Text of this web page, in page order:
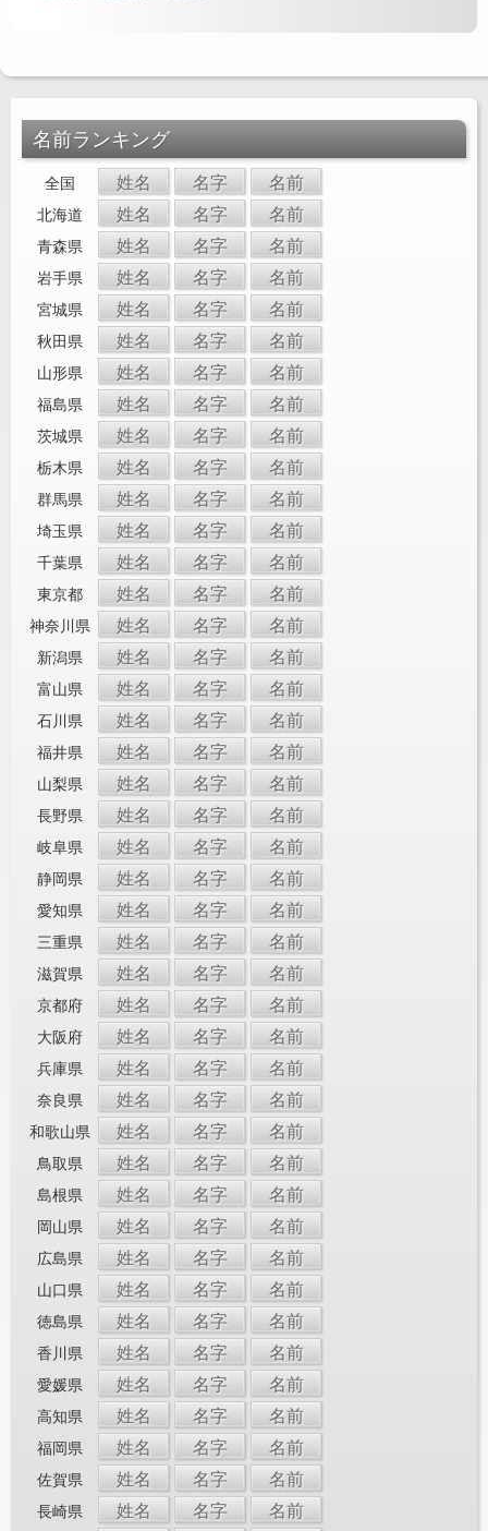
名前ランキング
全国 姓名 名字 名前
北海道 姓名 名字 名前
青森県 姓名 名字 名前
岩手県 姓名 名字 名前
宮城県 姓名 名字 名前
秋田県 姓名 名字 名前
山形県 姓名 名字 名前
福島県 姓名 名字 名前
茨城県 姓名 名字 名前
栃木県 姓名 名字 名前
群馬県 姓名 名字 名前
埼玉県 姓名 名字 名前
千葉県 姓名 名字 名前
東京都 姓名 名字 名前
神奈川県 姓名 名字 名前
新潟県 姓名 名字 名前
富山県 姓名 名字 名前
石川県 姓名 名字 名前
福井県 姓名 名字 名前
山梨県 姓名 名字 名前
長野県 姓名 名字 名前
岐阜県 姓名 名字 名前
静岡県 姓名 名字 名前
愛知県 姓名 名字 名前
三重県 姓名 名字 名前
滋賀県 姓名 名字 名前
京都府 姓名 名字 名前
大阪府 姓名 名字 名前
兵庫県 姓名 名字 名前
奈良県 姓名 名字 名前
和歌山県 姓名 名字 名前
鳥取県 姓名 名字 名前
島根県 姓名 名字 名前
岡山県 姓名 名字 名前
広島県 姓名 名字 名前
山口県 姓名 名字 名前
徳島県 姓名 名字 名前
香川県 姓名 名字 名前
愛媛県 姓名 名字 名前
高知県 姓名 名字 名前
福岡県 姓名 名字 名前
佐賀県 姓名 名字 名前
長崎県 姓名 名字 名前